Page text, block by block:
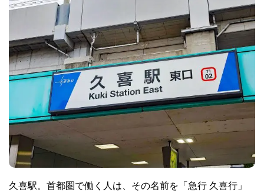
久喜駅。首都圏で働く人は、その名前を「急行 久喜行」